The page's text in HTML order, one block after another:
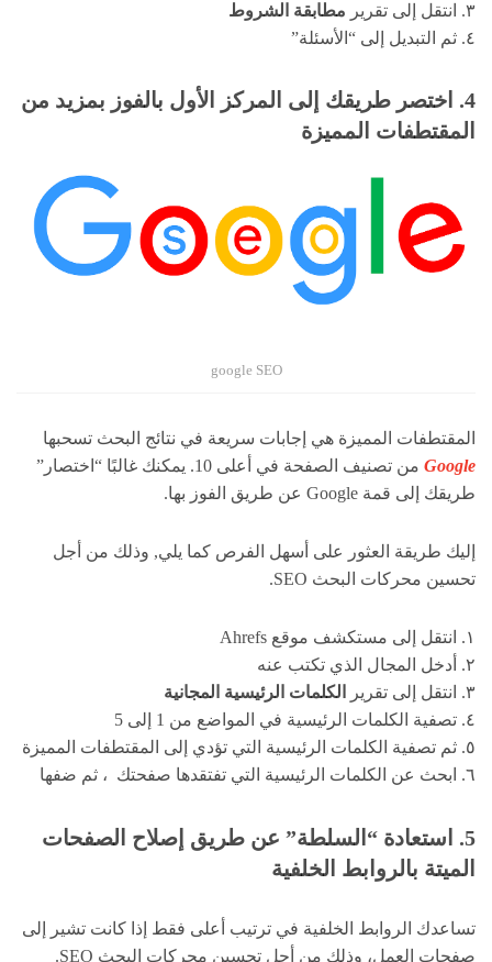
٣. انتقل إلى تقرير
مطابقة الشروط
٤. ثم التبديل إلى “الأسئلة”
4. اختصر طريقك إلى المركز الأول بالفوز بمزيد من
المقتطفات المميزة
google SEO
المقتطفات المميزة هي إجابات سريعة في نتائج البحث تسحبها
Google
من تصنيف الصفحة في أعلى 10. يمكنك غالبًا “اختصار”
طريقك إلى قمة Google عن طريق الفوز بها.
إليك طريقة العثور على أسهل الفرص كما يلي, وذلك من أجل
تحسين محركات البحث SEO.
١. انتقل إلى مستكشف موقع Ahrefs
٢. أدخل المجال الذي تكتب عنه
٣. انتقل إلى تقرير
الكلمات الرئيسية المجانية
٤. تصفية الكلمات الرئيسية في المواضع من 1 إلى 5
٥. ثم تصفية الكلمات الرئيسية التي تؤدي إلى المقتطفات المميزة
٦. ابحث عن الكلمات الرئيسية التي تفتقدها صفحتك ، ثم ضفها
5. استعادة “السلطة” عن طريق إصلاح الصفحات
الميتة بالروابط الخلفية
تساعدك الروابط الخلفية في ترتيب أعلى فقط إذا كانت تشير إلى
صفحات العمل، وذلك من أجل تحسين محركات البحث SEO.